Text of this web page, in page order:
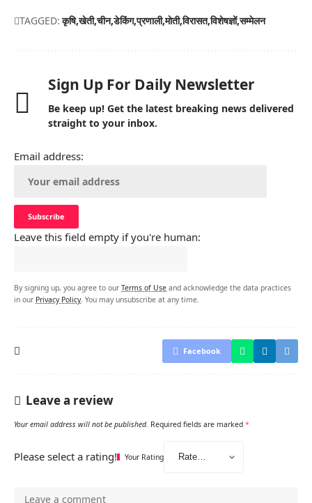
TAGGED: कृषि खेती चीन डेकिंग प्रणाली मोती विरासत विशेषज्ञों सम्मेलन
Sign Up For Daily Newsletter
Be keep up! Get the latest breaking news delivered
straight to your inbox.
Email address:
Leave this field empty if you're human:
By signing up, you agree to our Terms of Use and acknowledge the data practices
in our Privacy Policy. You may unsubscribe at any time.
Facebook
Leave a review
Your email address will not be published. Required fields are marked *
Please select a rating! Your Rating